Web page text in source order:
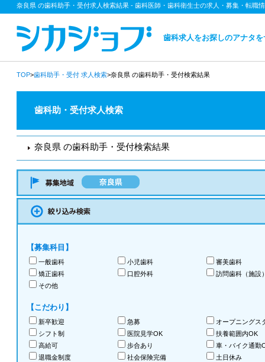
奈良県 の歯科助手・受付求人検索結果 - 歯科医師・歯科衛生士の求人・募集・転職
歯科求人をお探しのアナタ
TOP>歯科助手・受付求人検索>奈良県 の歯科助手・受付検索結果
歯科助・受付求人検索
奈良県 の歯科助手・受付検索結果
【募集科目】
一般歯科 小児歯科
審美歯科
矯正歯科
口腔外科
訪問歯科（施設
その他
【こだわり】
新卒歓迎 急募
オープニングス
シフト制
医院見学OK
扶養範囲内OK
高給可
歩合あり
車・バイク通勤
退職金制度
社会保険完備
土日休み